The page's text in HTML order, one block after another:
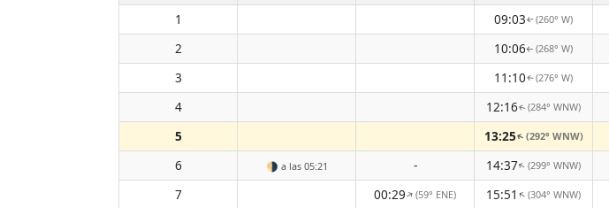
1
09:03↑(260° W)
2
10:06↑(268° W)
3
11:10↑(276° W)
4
12:16↑(284° WNW)
5
13:25↑(292° WNW)
6
🌗 a las 05:21 - 14:37↑(299° WNW)
7
00:29↑(59° ENE) 15:51 ↑(304° WNW)